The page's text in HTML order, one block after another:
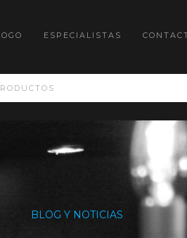
ESPECIALISTAS
BLOG Y NOTICIAS